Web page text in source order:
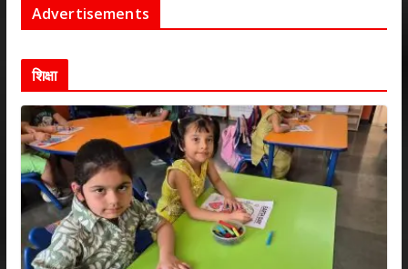
Advertisements
शिक्षा